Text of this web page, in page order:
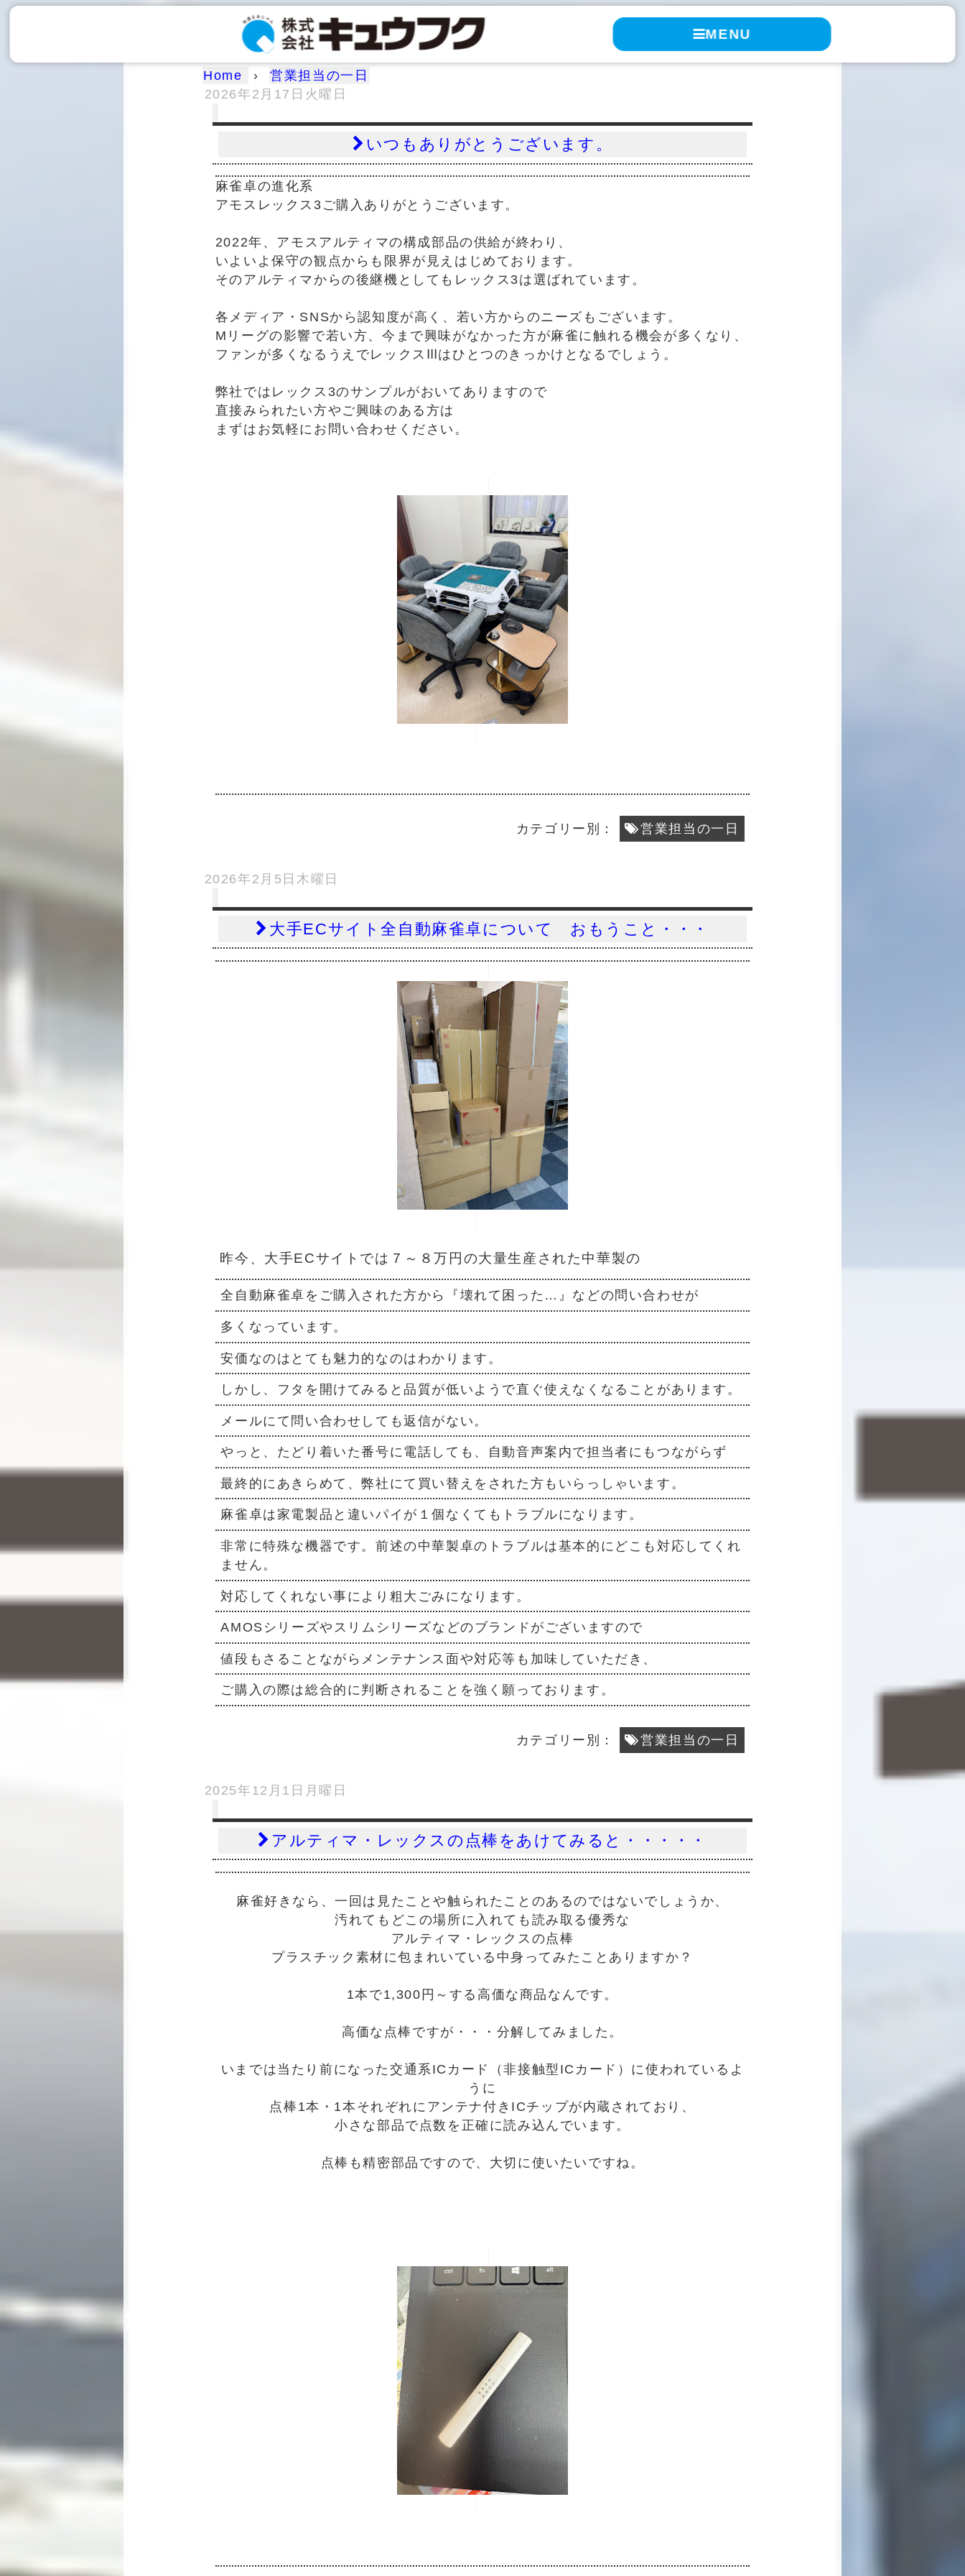
MENU
Home ›
営業担当の一日
2026年2月17日火曜日
いつもありがとうございます。
麻雀卓の進化系
アモスレックス3ご購入ありがとうございます。
2022年、アモスアルティマの構成部品の供給が終わり、
いよいよ保守の観点からも限界が見えはじめております。
そのアルティマからの後継機としてもレックス3は選ばれています。
各メディア・SNSから認知度が高く、若い方からのニーズもございます。
Mリーグの影響で若い方、今まで興味がなかった方が麻雀に触れる機会が多くなり、
ファンが多くなるうえでレックスⅢはひとつのきっかけとなるでしょう。
弊社ではレックス3のサンプルがおいてありますので
直接みられたい方やご興味のある方は
まずはお気軽にお問い合わせください。
カテゴリー別： 営業担当の一日
2026年2月5日木曜日
大手ECサイト全自動麻雀卓について おもうこと・・・
昨今、大手ECサイトでは７～８万円の大量生産された中華製の
全自動麻雀卓をご購入された方から『壊れて困った…』などの問い合わせが
多くなっています。
安価なのはとても魅力的なのはわかります。
しかし、フタを開けてみると品質が低いようで直ぐ使えなくなることがあります。
メールにて問い合わせしても返信がない。
やっと、たどり着いた番号に電話しても、自動音声案内で担当者にもつながらず
最終的にあきらめて、弊社にて買い替えをされた方もいらっしゃいます。
麻雀卓は家電製品と違いパイが１個なくてもトラブルになります。
非常に特殊な機器です。前述の中華製卓のトラブルは基本的にどこも対応してくれ
ません。
対応してくれない事により粗大ごみになります。
AMOSシリーズやスリムシリーズなどのブランドがございますので
値段もさることながらメンテナンス面や対応等も加味していただき、
ご購入の際は総合的に判断されることを強く願っております。
カテゴリー別： 営業担当の一日
2025年12月1日月曜日
アルティマ・レックスの点棒をあけてみると・・・・・
麻雀好きなら、一回は見たことや触られたことのあるのではないでしょうか、
汚れてもどこの場所に入れても読み取る優秀な
アルティマ・レックスの点棒
プラスチック素材に包まれいている中身ってみたことありますか？
1本で1,300円～する高価な商品なんです。
高価な点棒ですが・・・分解してみました。
いまでは当たり前になった交通系ICカード（非接触型ICカード）に使われているよ
うに
点棒1本・1本それぞれにアンテナ付きICチップが内蔵されており、
小さな部品で点数を正確に読み込んでいます。
点棒も精密部品ですので、大切に使いたいですね。